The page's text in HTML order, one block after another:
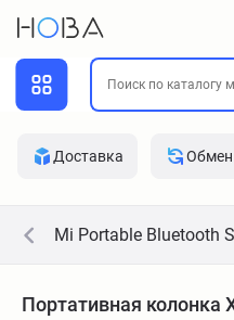
Доставка Обмен
Mi Portable Bluetooth
Портативная колонка